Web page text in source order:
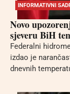
INFORMATIVNI
Novo
sjeveru BiH
Federalni
izdao je
dnevnih